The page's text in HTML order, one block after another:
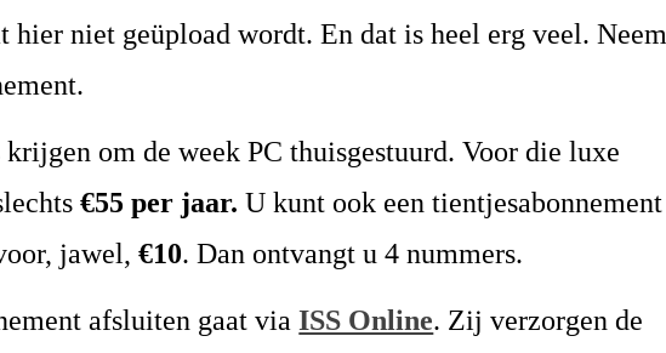
hier niet geüpload wordt. En dat is heel erg veel. Neem
krijgen om de week PC thuisgestuurd. Voor die luxe
€55 per jaar.U kunt ook een tientjesabonnement
jawel,€10. Dan ontvangt u 4 nummers.
afsluiten gaat viaISS Online. Zij verzorgen de